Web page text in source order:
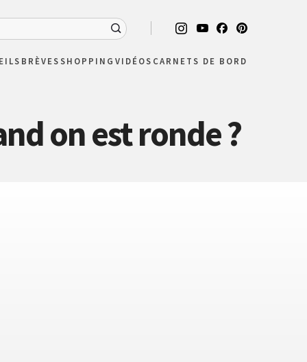
BRÈVESSHOPPING VIDÉOS CARNETS DE BORD
on est ronde ?